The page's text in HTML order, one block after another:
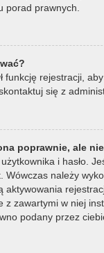
porad prawnych.
funkcję rejestracji,
się z
poprawnie, ale
i hasło.
należy
zawartymi w niej
podany przez